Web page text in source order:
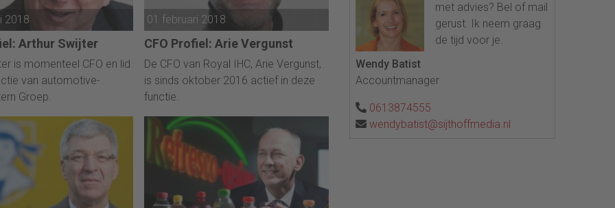
2018
Arthur Swijter
is momenteel CFO en lid
van automotive-
Groep.
01 februari 2018
CFO Profiel: Arie Vergunst
De CFO van Royal IHC, Arie Vergunst,
is sinds oktober 2016 actief in deze
functie.
met advies? Bel of mail
gerust. Ik neem graag
de tijd voor je.
Wendy Batist
Accountmanager
0613874555
wendybatist@sijthoffmedia.nl